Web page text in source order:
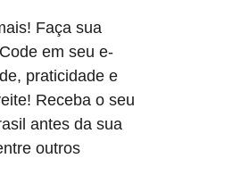
Faça sua
em seu e-
praticidade e
Receba o seu
antes da sua
outros